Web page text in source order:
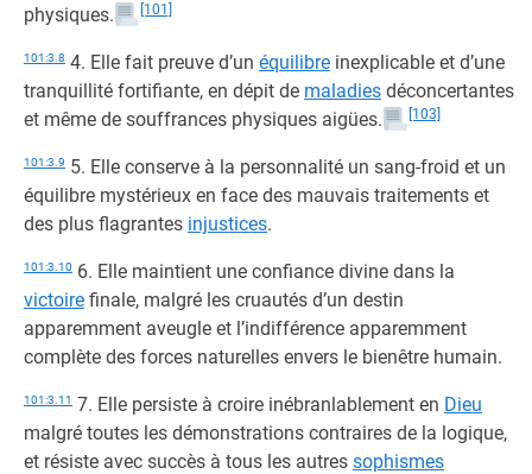
physiques.
[101]
101:3.8 4. Elle fait preuve d’un équilibre inexplicable et d’une
tranquillité fortifiante, en dépit de maladies déconcertantes
et même de souffrances physiques aigües.
[103]
101:3.9 5. Elle conserve à la personnalité un sang-froid et un
équilibre mystérieux en face des mauvais traitements et
des plus flagrantes injustices.
101:3.10 6. Elle maintient une confiance divine dans la
victoire finale, malgré les cruautés d’un destin
apparemment aveugle et l’indifférence apparemment
complète des forces naturelles envers le bienêtre humain.
101:3.11 7. Elle persiste à croire inébranlablement en Dieu
malgré toutes les démonstrations contraires de la logique,
et résiste avec succès à tous les autres sophismes